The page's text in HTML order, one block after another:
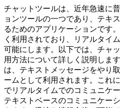
チャットツールは、近年急速に
ョンツールの一つであり、テキ
るためのアプリケーションです
く利用されており、リアルタイ
可能にします。以下では、チャ
用方法について詳しく説明しま
は、テキストメッセージをやり
ームとして利用されます。これ
でリアルタイムでのコミュニケ
テキストベースのコミュニケー